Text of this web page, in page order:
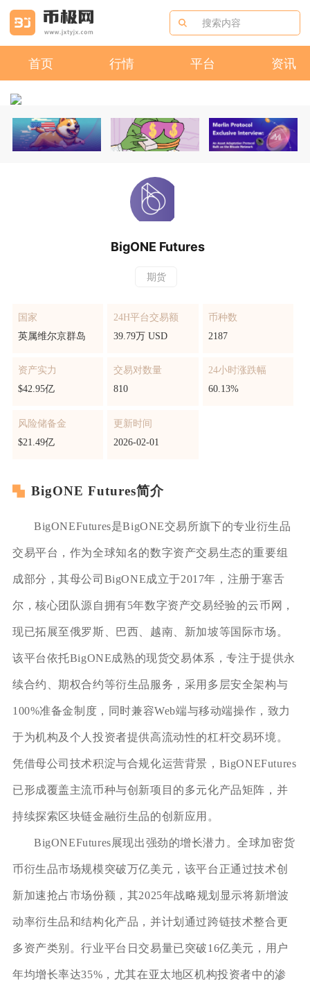
首页 行情 平台 资讯
BigONE Futures
期货
国家
英属维尔京群岛
24H平台交易额
39.79万 USD
币种数
2187
资产实力
$42.95亿
交易对数量
810
24小时涨跌幅
60.13%
风险储备金
$21.49亿
更新时间
2026-02-01
BigONE Futures简介
BigONEFutures是BigONE交易所旗下的专业衍生品
交易平台，作为全球知名的数字资产交易生态的重要组
成部分，其母公司BigONE成立于2017年，注册于塞舌
尔，核心团队源自拥有5年数字资产交易经验的云币网，
现已拓展至俄罗斯、巴西、越南、新加坡等国际市场。
该平台依托BigONE成熟的现货交易体系，专注于提供永
续合约、期权合约等衍生品服务，采用多层安全架构与
100%准备金制度，同时兼容Web端与移动端操作，致力
于为机构及个人投资者提供高流动性的杠杆交易环境。
凭借母公司技术积淀与合规化运营背景，BigONEFutures
已形成覆盖主流币种与创新项目的多元化产品矩阵，并
持续探索区块链金融衍生品的创新应用。
BigONEFutures展现出强劲的增长潜力。全球加密货
币衍生品市场规模突破万亿美元，该平台正通过技术创
新加速抢占市场份额，其2025年战略规划显示将新增波
动率衍生品和结构化产品，并计划通过跨链技术整合更
多资产类别。行业平台日交易量已突破16亿美元，用户
年均增长率达35%，尤其在亚太地区机构投资者中的渗